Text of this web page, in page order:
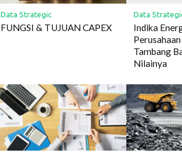
Data Strategic
FUNGSI & TUJUAN CAPEX
Data
Indika
Tambang
Nilainya